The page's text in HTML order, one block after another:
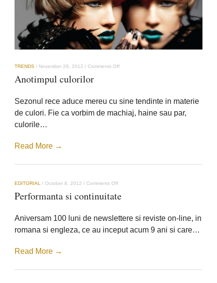
TRENDS / November 29, 2012 / Comments Offon
Anotimpul culorilor
Sezonul rece aduce mereu cu sine tendinte in materie
de culori. Fie ca vorbim de machiaj, haine sau par,
culorile…
Read More →
EDITORIAL / October 8, 2012 / Comments Offon
si
Performanta si continuitate
Aniversam 100 luni de newslettere si reviste on-line, in
romana si engleza, ce au inceput acum 9 ani si care…
Read More →